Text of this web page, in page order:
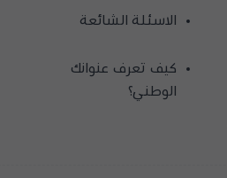
الاسئلة الشائعة
كيف تعرف عنوانك
الوطني؟